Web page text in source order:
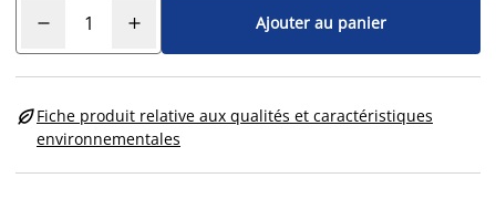
Ajouter au panier
Fiche produit relative aux qualités et caractéristiques
environnementales